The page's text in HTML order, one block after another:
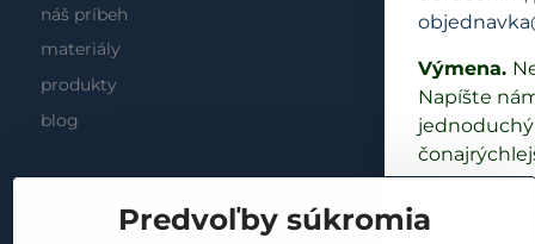
náš príbeh
materiály
produkty
blog
vrátenie a
reklamácia
cookies
Predvoľby súkromia
Výmena.
Napíšte
každú/